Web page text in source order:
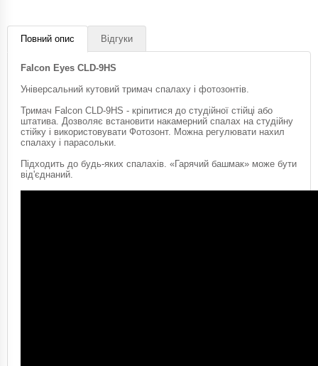
Повний опис Відгуки
Falcon Eyes CLD-9HS
Універсальний кутовий тримач спалаху і фотозонтів.
Тримач Falcon CLD-9HS - кріпитися до студійної стійці або
штатива. Дозволяє встановити накамерний спалах на студійну
стійку і використовувати Фотозонт. Можна регулювати нахил
спалаху і парасольки.
Підходить до будь-яких спалахів. «Гарячий башмак» може бути
від'єднаний.